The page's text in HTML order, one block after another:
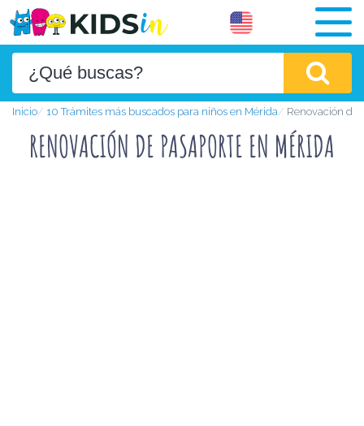
Inicio 10 Trámites más buscados para niños en Mérida Renovación de
RENOVACIÓN DE PASAPORTE EN MÉRIDA